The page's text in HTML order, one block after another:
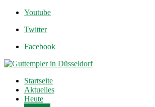
Youtube
Twitter
Facebook
Startseite
Aktuelles
Heute